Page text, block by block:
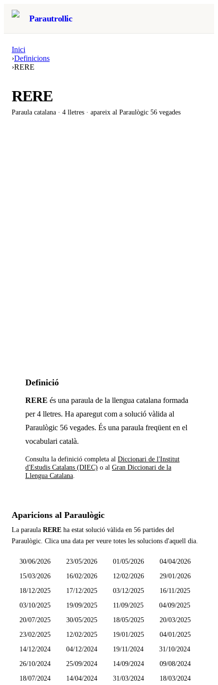
Parautrollic
Inici
›Definicions
›RERE
RERE
Paraula catalana · 4 lletres · apareix al Paraulògic 56 vegades
Definició
RERE és una paraula de la llengua catalana formada
per 4 lletres. Ha aparegut com a solució vàlida al
Paraulògic 56 vegades. És una paraula freqüent en el
vocabulari català.
Consulta la definició completa al Diccionari de l'Institut
d'Estudis Catalans (DIEC) o al Gran Diccionari de la
Llengua Catalana
Aparicions al Paraulògic
La paraula RERE ha estat solució vàlida en 56 partides del
Paraulògic. Clica una data per veure totes les solucions d'aquell dia.
30/06/2026 23/05/2026 01/05/2026
04/04/2026
15/03/2026
16/02/2026 12/02/2026
29/01/2026
18/12/2025
17/12/2025 03/12/2025
16/11/2025
03/10/2025
19/09/2025 11/09/2025
04/09/2025
20/07/2025
30/05/2025 18/05/2025
20/03/2025
23/02/2025
12/02/2025 19/01/2025
04/01/2025
14/12/2024
04/12/2024 19/11/2024
31/10/2024
26/10/2024
25/09/2024 14/09/2024
09/08/2024
18/07/2024
14/04/2024 31/03/2024
18/03/2024